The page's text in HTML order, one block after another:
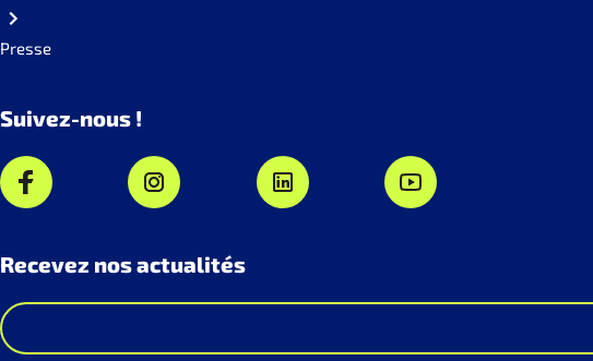
Presse
Suivez-nous !
Recevez nos actualités